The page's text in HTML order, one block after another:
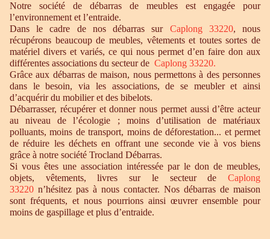
Notre société de débarras de meubles est engagée pour
l’environnement et l’entraide.
Dans le cadre de nos débarras sur Caplong 33220, nous
récupérons beaucoup de meubles, vêtements et toutes sortes de
matériel divers et variés, ce qui nous permet d’en faire don aux
différentes associations du secteur de Caplong 33220.
Grâce aux débarras de maison, nous permettons à des personnes
dans le besoin, via les associations, de se meubler et ainsi
d’acquérir du mobilier et des bibelots.
Débarrasser, récupérer et donner nous permet aussi d’être acteur
au niveau de l’écologie ; moins d’utilisation de matériaux
polluants, moins de transport, moins de déforestation... et permet
de réduire les déchets en offrant une seconde vie à vos biens
grâce à notre société Trocland Débarras.
Si vous êtes une association intéressée par le don de meubles,
objets, vêtements, livres sur le secteur de Caplong
33220 n’hésitez pas à nous contacter. Nos débarras de maison
sont fréquents, et nous pourrions ainsi œuvrer ensemble pour
moins de gaspillage et plus d’entraide.